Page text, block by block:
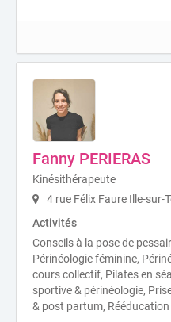
Fanny PERIERAS
Kinésithérapeute
4 rue Félix Faure Ille-sur-
Activités
Conseils à la pose de
Périnéologie féminine,
cours collectif, Pilates en
sportive & périnéologie,
& post partum,